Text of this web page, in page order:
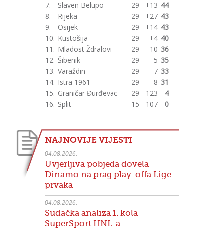
7.
Slaven Belupo 29 +13 44
8.
Rijeka 29 +27 43
9.
Osijek 29 +14 43
10. Kustošija 29 +4 40
11. Mladost Ždralovi 29 -10 36
12. Šibenik 29 -5 35
13. Varaždin 29 -7 33
14. Istra 1961 29 -8 31
15. Graničar Đurđevac 29 -123
4
16. Split 15 -107 0
NAJNOVIJE VIJESTI
04.08.2026.
Uvjerljiva pobjeda dovela
Dinamo na prag play-offa Lige
prvaka
04.08.2026.
Sudačka analiza 1. kola
SuperSport HNL-a